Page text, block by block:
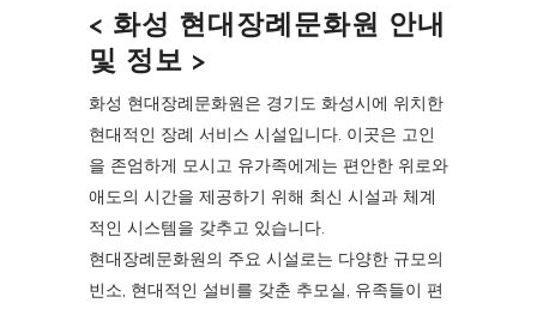
< 화성 현대장례문화원 안내
및 정보 >
화성 현대장례문화원은 경기도 화성시에 위치한
현대적인 장례 서비스 시설입니다. 이곳은 고인
을 존엄하게 모시고 유가족에게는 편안한 위로와
애도의 시간을 제공하기 위해 최신 시설과 체계
적인 시스템을 갖추고 있습니다.
현대장례문화원의 주요 시설로는 다양한 규모의
빈소, 현대적인 설비를 갖춘 추모실, 유족들이 편